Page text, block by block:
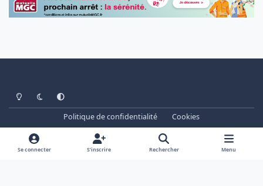
Light ModeDark ModeSystem Preference
Politique de confidentialité
Cookies
www.cheminots.net - Forum Libre depuis 2003
Powered by
Invision Community
Se connecter S’inscrire Rechercher Menu